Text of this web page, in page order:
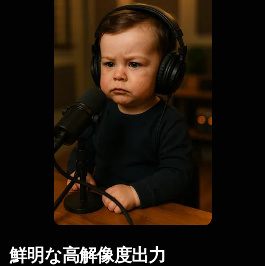
鮮明な高解像度出力